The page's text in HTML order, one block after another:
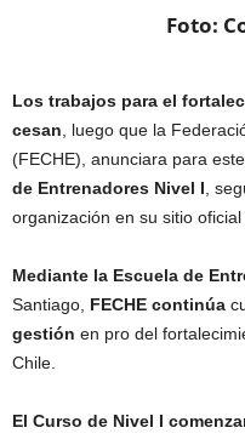
Foto:
Los trabajos para el
cesan , luego que la
(FECHE), anunciara para
de Entrenadores Nivel I ,
organización en su sitio oficial
Mediante la Escuela de
Santiago, FECHE continúa
gestión en pro del
Chile.
El Curso de Nivel I